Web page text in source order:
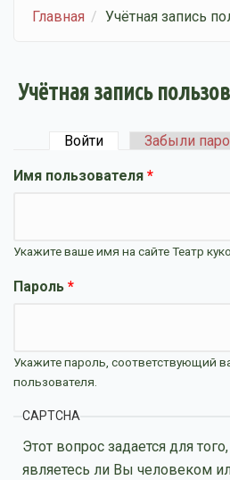
Главная Учётная запись
Учётная запись
Главные вкладки
Войти (активная
Забыли
Имя пользователя *
Укажите ваше имя на сайте Театр
Пароль *
Укажите пароль, соответствующий
пользователя.
CAPTCHA
Этот вопрос задается для
являетесь ли Вы человеком